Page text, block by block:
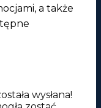
a także
wysłana!